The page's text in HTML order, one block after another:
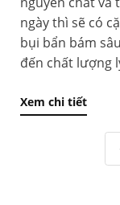
ngày thì sẽ có
bụi bẩn bám
đến chất lượng
Xem chi tiết